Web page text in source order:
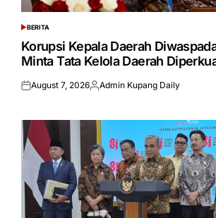
POSTED
IN
BERITA
Korupsi Kepala Daerah
Minta Tata Kelola Daerah
Posted
August 7, 2026Posted
Admin Kupang Daily